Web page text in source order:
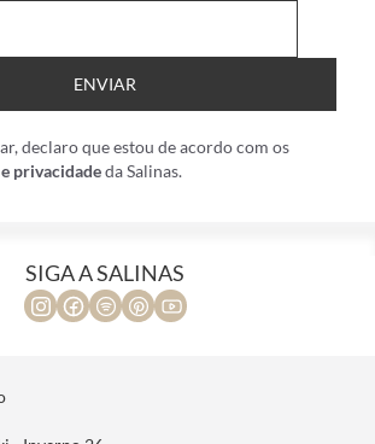
ENVIAR
declaro que estou de acordo com os
privacidadeda Salinas.
SIGA A SALINAS